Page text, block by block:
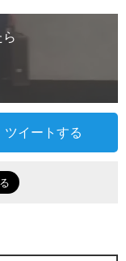
ツイートする